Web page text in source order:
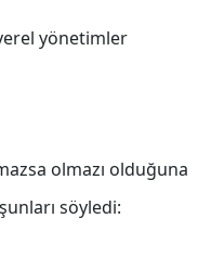
yönetimler
olmazı olduğuna
söyledi: